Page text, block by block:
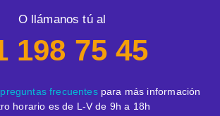
O llámanos tú al
198 75 45
preguntas frecuentespara más información
horario es de L-V de 9h a 18h